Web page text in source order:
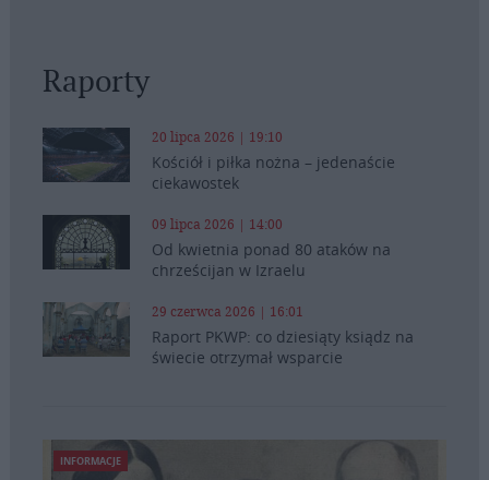
Raporty
20 lipca 2026 | 19:10
Kościół i piłka nożna – jedenaście
ciekawostek
09 lipca 2026 | 14:00
Od kwietnia ponad 80 ataków na
chrześcijan w Izraelu
29 czerwca 2026 | 16:01
Raport PKWP: co dziesiąty ksiądz na
świecie otrzymał wsparcie
INFORMACJE